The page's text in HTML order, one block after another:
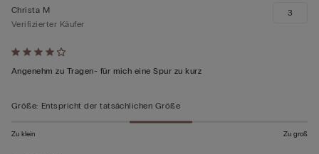
Mit
4
5
Christa M
Verifizierter Käufer
Angenehm zu Tragen- für mich eine Spur zu kurz
3
Größe: Entspricht der tatsächlichen Größe
Zu klein Zu groß